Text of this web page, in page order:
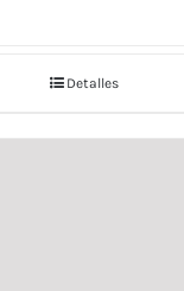
Detalles